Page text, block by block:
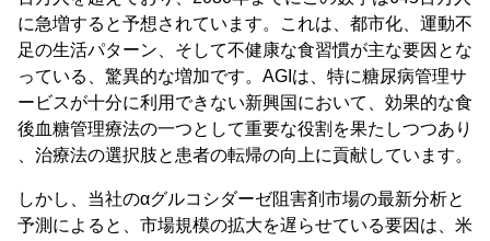
に急増すると予想されています。これは、都市化、運動不
足の生活パターン、そして不健康な食習慣が主な要因とな
っている、驚異的な増加です。AGIは、特に糖尿病管理サ
ービスが十分に利用できない新興国において、効果的な食
後血糖管理療法の一つとして重要な役割を果たしつつあり
、治療法の選択肢と患者の転帰の向上に貢献しています。
しかし、当社のαグルコシダーゼ阻害剤市場の最新分析と
予測によると、市場規模の拡大を遅らせている要因は、米